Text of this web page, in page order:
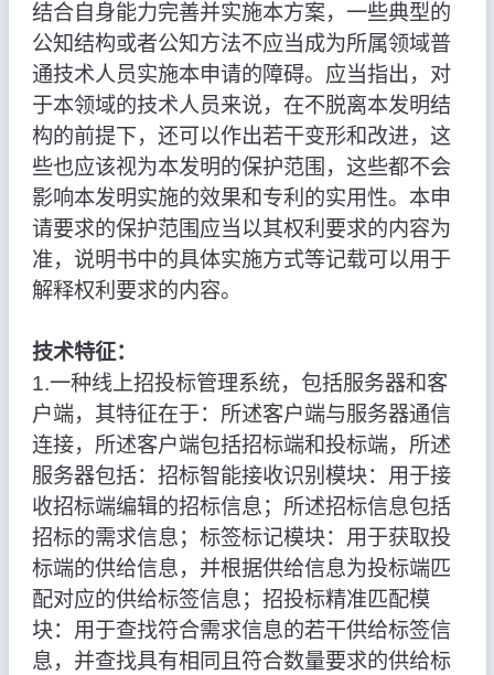
结合自身能力完善并实施本方案，一些典型的
公知结构或者公知方法不应当成为所属领域普
通技术人员实施本申请的障碍。应当指出，对
于本领域的技术人员来说，在不脱离本发明结
构的前提下，还可以作出若干变形和改进，这
些也应该视为本发明的保护范围，这些都不会
影响本发明实施的效果和专利的实用性。本申
请要求的保护范围应当以其权利要求的内容为
准，说明书中的具体实施方式等记载可以用于
解释权利要求的内容。
技术特征：
1.一种线上招投标管理系统，包括服务器和客
户端，其特征在于：所述客户端与服务器通信
连接，所述客户端包括招标端和投标端，所述
服务器包括：招标智能接收识别模块：用于接
收招标端编辑的招标信息；所述招标信息包括
招标的需求信息；标签标记模块：用于获取投
标端的供给信息，并根据供给信息为投标端匹
配对应的供给标签信息；招投标精准匹配模
块：用于查找符合需求信息的若干供给标签信
息，并查找具有相同且符合数量要求的供给标